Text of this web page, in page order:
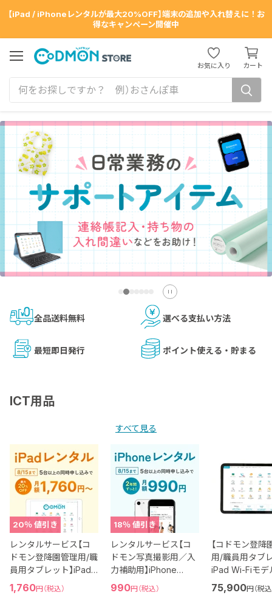
【iPad / iPhoneレンタルが最大20%OFF】端末の追加や入れ替えに！お
得なキャンペーン開催中
ュ
ー
お気に入り カート
カ
ー
ト
見
全品送料無料 選べる支払い方法
最短即日発行 ポイント使える・貯まる
ICT用品
すべて見る
20％ 値引き
レンタルサービス【コ
ドモン登降園管理用/職
員用タブレット】iPad
(10.2インチ 第8世代)
現
1,760円（税込）
18％ 値引き
レンタルサービス【コ
ドモン写真撮影用／入
力補助用】iPhone
SE（第2世代）
現
990円（税込）
【コドモン登降
用/職員用タブ
iPad Wi-Fiモデ
128GB (11イ
世代・A16)
75,900円（税込